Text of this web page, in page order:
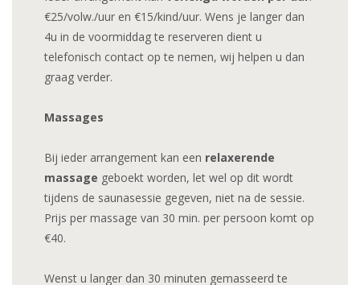
€25/volw./uur en €15/kind/uur. Wens je langer dan
4u in de voormiddag te reserveren dient u
telefonisch contact op te nemen, wij helpen u dan
graag verder.
Massages
Bij ieder arrangement kan een relaxerende
massage geboekt worden, let wel op dit wordt
tijdens de saunasessie gegeven, niet na de sessie.
Prijs per massage van 30 min. per persoon komt op
€40.
Wenst u langer dan 30 minuten gemasseerd te